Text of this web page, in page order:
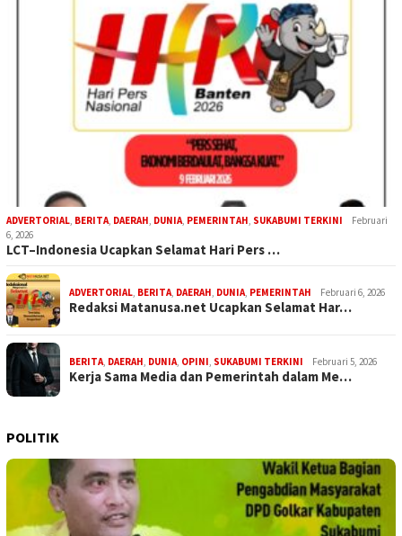
ADVERTORIAL, BERITA, DAERAH, DUNIA, PEMERINTAH, SUKABUMI TERKINI
Februari
6, 2026
LCT–Indonesia Ucapkan Selamat Hari Pers …
ADVERTORIAL, BERITA, DAERAH, DUNIA, PEMERINTAH Februari 6, 2026
Redaksi Matanusa.net Ucapkan Selamat Har…
BERITA, DAERAH, DUNIA, OPINI, SUKABUMI TERKINI Februari 5, 2026
Kerja Sama Media dan Pemerintah dalam Me…
POLITIK